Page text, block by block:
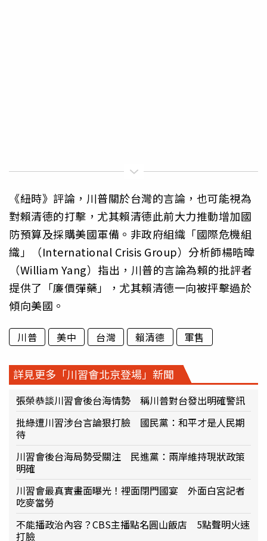
《紐時》評論，川普關於台灣的言論，也可能視為
對賴清德的打擊，尤其賴清德此前大力推動增加國
防預算及採購美國軍備。非政府組織「國際危機組
織」（International Crisis Group）分析師楊晧暐
（William Yang）指出，川普的言論為賴的批評者
提供了「廉價彈藥」，尤其賴清德一向被抨擊過於
傾向美國。
川普 美中 台灣 賴清德 軍售
詳見更多「川習會北京登場」新聞
張榮恭談川習會後台海情勢 稱川普對台發出明確警訊
批綠遭川習涉台言論狠打臉 國民黨：和平才是人民期
待
川習會後台海局勢受關注 民進黨：兩岸維持現狀政策
明確
川習會最真實畫面曝光！裡面閉門國宴 外面白宮記者
吃麥當勞
不能播政治內容？CBS主播點名圓山飯店 5點聲明火速
打臉